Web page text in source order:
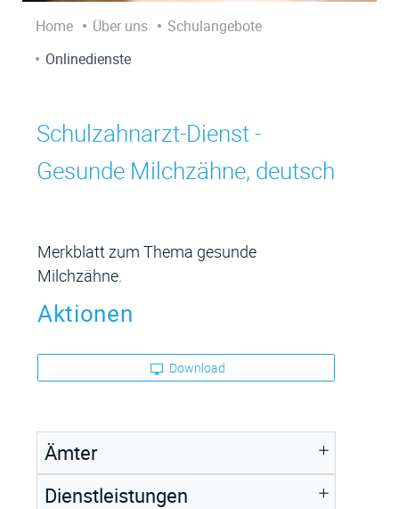
Home Über uns
Schulangebote
Onlinedienste
Schulzahnarzt-Dienst -
Gesunde Milchzähne, deutsch
Merkblatt zum Thema gesunde
Milchzähne.
Aktionen
Download
Zugehörige Objekte
Ämter
Dienstleistungen